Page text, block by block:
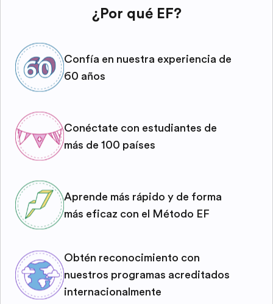
¿Por qué EF?
Confía en nuestra experiencia de
60 años
Conéctate con estudiantes de
más de 100 países
Aprende más rápido y de forma
más eficaz con el Método EF
Obtén reconocimiento con
nuestros programas acreditados
internacionalmente